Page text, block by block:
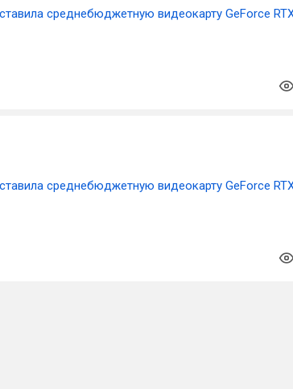
среднебюджетную видеокарту GeForce
среднебюджетную видеокарту GeForce